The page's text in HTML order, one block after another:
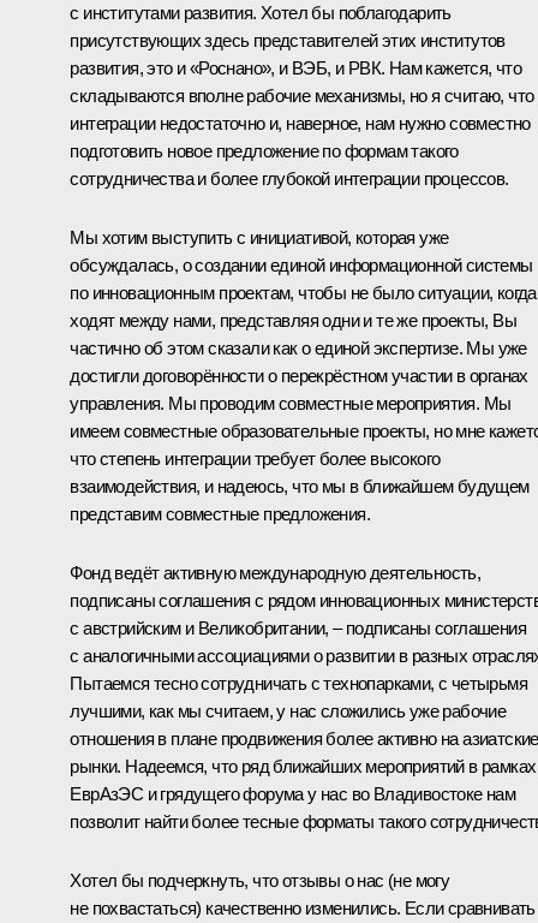
с институтами развития. Хотел бы поблагодарить
присутствующих здесь представителей этих институтов
развития, это и «Роснано», и ВЭБ, и РВК. Нам кажется, что
складываются вполне рабочие механизмы, но я считаю, что
интеграции недостаточно и, наверное, нам нужно совместно
подготовить новое предложение по формам такого
сотрудничества и более глубокой интеграции процессов.
Мы хотим выступить с инициативой, которая уже
обсуждалась, о создании единой информационной системы
по инновационным проектам, чтобы не было ситуации, когда
ходят между нами, представляя одни и те же проекты, Вы
частично об этом сказали как о единой экспертизе. Мы уже
достигли договорённости о перекрёстном участии в органах
управления. Мы проводим совместные мероприятия. Мы
имеем совместные образовательные проекты, но мне
что степень интеграции требует более высокого
взаимодействия, и надеюсь, что мы в ближайшем будущем
представим совместные предложения.
Фонд ведёт активную международную деятельность,
подписаны соглашения с рядом инновационных
с австрийским и Великобритании, – подписаны соглашения
с аналогичными ассоциациями о развитии в разных
Пытаемся тесно сотрудничать с технопарками, с четырьмя
лучшими, как мы считаем, у нас сложились уже рабочие
отношения в плане продвижения более активно на азиатские
рынки. Надеемся, что ряд ближайших мероприятий в рамках
ЕврАзЭС и грядущего форума у нас во Владивостоке нам
позволит найти более тесные форматы такого
Хотел бы подчеркнуть, что отзывы о нас (не могу
не похвастаться) качественно изменились. Если сравнивать